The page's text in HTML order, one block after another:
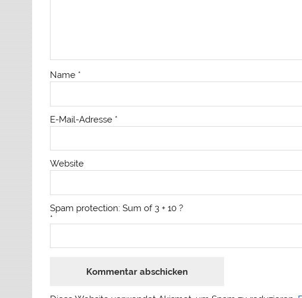
Name *
E-Mail-Adresse *
Website
Spam protection: Sum of 3 + 10 ?
*